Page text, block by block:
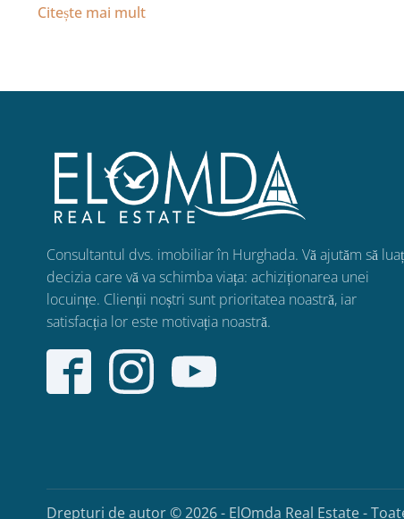
Citește mai mult
Consultantul dvs. imobiliar în Hurghada. Vă ajutăm să
decizia care vă va schimba viața: achiziționarea unei
locuințe. Clienții noștri sunt prioritatea noastră, iar
satisfacția lor este motivația noastră.
Drepturi de autor ©2026- ElOmda Real Estate -